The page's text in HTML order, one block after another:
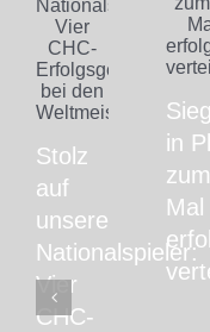
Stolz
auf
unsere
Nationalspieler:
Vier
CHC-
in
Mal